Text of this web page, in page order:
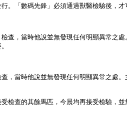
。「數碼先鋒」必須通過獸醫檢驗後，才
查，當時他說並無發現任何明顯異常之
，當時他說並無發現任何明顯異常之處
檢查的其餘馬匹，今晨均再接受檢驗，並